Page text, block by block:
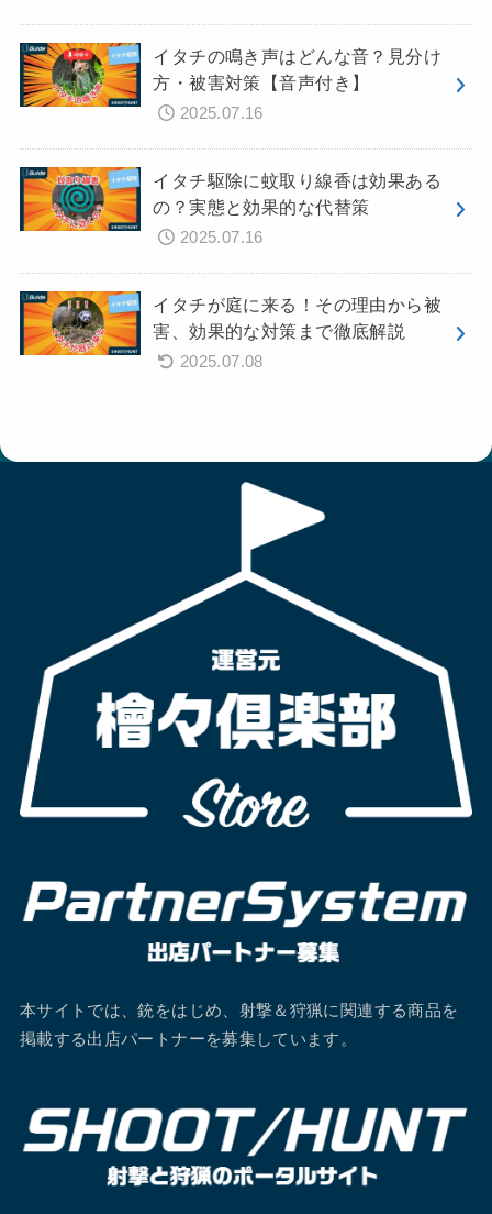
イタチの鳴き声はどんな音？見分け
方・被害対策【音声付き】
2025.07.16
イタチ駆除に蚊取り線香は効果ある
の？実態と効果的な代替策
2025.07.16
イタチが庭に来る！その理由から被
害、効果的な対策まで徹底解説
2025.07.08
本サイトでは、銃をはじめ、射撃＆狩猟に関連する商品を
掲載する出店パートナーを募集しています。